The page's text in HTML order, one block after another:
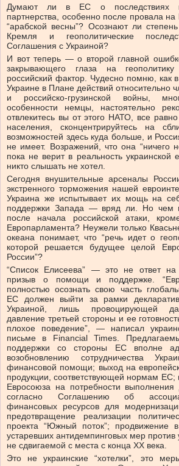
Думают ли в ЕС о последствиях
партнерства, особенно после провала
“арабской весны”? Осознают ли
Кремля и геополитические
Соглашения с Украиной?
И вот теперь — о второй главной
закрывающего глаза на
российский фактор. Чудесно помню, как
Украине в Плане действий относительно
и российско-грузинской войны,
особенности немцы, настоятельно
отвлекитесь вы от этого НАТО, все
населения, сконцентрируйтесь на
возможностей здесь куда больше, и
не имеет. Возражений, что она “ничего
пока не верит в реальность украинской
никто слышать не хотел.
Сегодня внушительные арсеналы
экстренного торможения нашей
Украина же испытывает их мощь на
поддержки Запада — вряд ли. Но чем
после начала российской атаки,
Европарламента? Неужели только
океана понимает, что “речь идет о
которой решается будущее целой
России”?
“Список Елисеева” — это не ответ
призыв о помощи и поддержке.
полностью осознать свою часть
ЕС должен выйти за рамки
Украиной, лишь провоцирующей
давление третьей стороны и ее
плохое поведение”, — написал
письме в Financial Times.
поддержки со стороны ЕС вполне
возобновлению сотрудничества
финансовой помощи; выход на
продукции, соответствующей нормам
Евросоюза на потребности
согласно Соглашению об
финансовых ресурсов для
предотвращение реализации
проекта “Южный поток”; продвижение
устаревших антидемпинговых мер против
не сдвигаемой с места с конца XX века.
Это не украинские “хотелки”, это